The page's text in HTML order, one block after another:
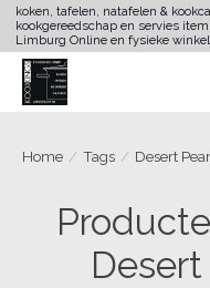
koken, tafelen, natafelen &
kookgereedschap en servies
Limburg Online en fysieke
Home / Tags / Desert